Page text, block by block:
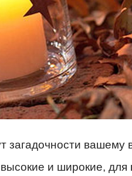
загадочности вашему
и широкие,